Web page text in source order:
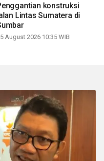
konstruksi
Lintas Sumatera di
August 2026 10:35 WIB